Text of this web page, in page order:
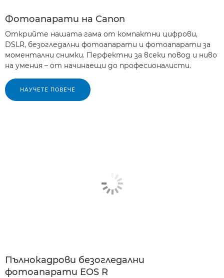
Фотоапарати на Canon
Открийте нашата гама от компактни цифрови,
DSLR, безогледални фотоапарати и фотоапарати за
моментални снимки. Перфектни за всеки повод и ниво
на умения – от начинаещи до професионалисти.
НАУЧЕТЕ ПОВЕЧЕ
Пълнокадрови безогледални
фотоапарати EOS R